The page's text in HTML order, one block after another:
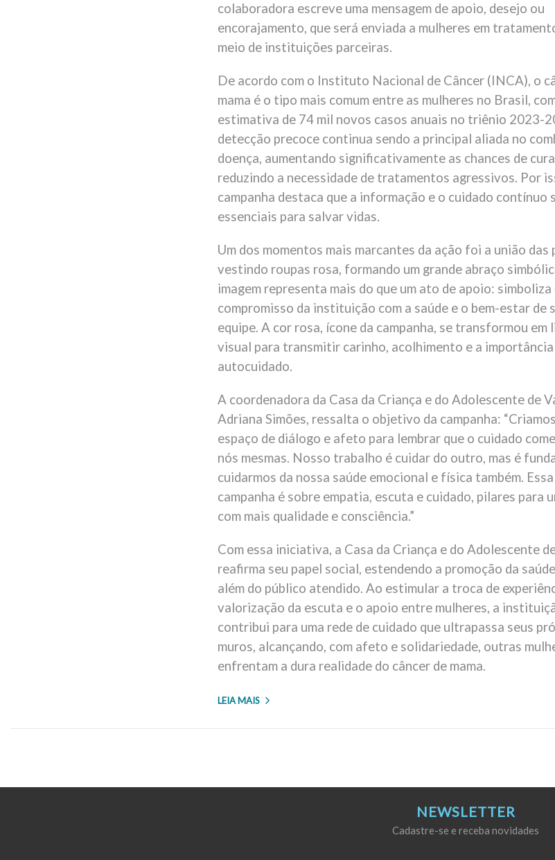
colaboradora escreve uma mensagem de apoio, desejo ou
encorajamento, que será enviada a mulheres em
meio de instituições parceiras.
De acordo com o Instituto Nacional de Câncer (INCA), o
mama é o tipo mais comum entre as mulheres no Brasil,
estimativa de 74 mil novos casos anuais no triênio 2023-
detecção precoce continua sendo a principal aliada no
doença, aumentando significativamente as chances de
reduzindo a necessidade de tratamentos agressivos. Por
campanha destaca que a informação e o cuidado contínuo
essenciais para salvar vidas.
Um dos momentos mais marcantes da ação foi a união das
vestindo roupas rosa, formando um grande abraço
imagem representa mais do que um ato de apoio: simboliza
compromisso da instituição com a saúde e o bem-estar de
equipe. A cor rosa, ícone da campanha, se transformou em
visual para transmitir carinho, acolhimento e a
autocuidado.
A coordenadora da Casa da Criança e do Adolescente de
Adriana Simões, ressalta o objetivo da campanha:
espaço de diálogo e afeto para lembrar que o cuidado
nós mesmas. Nosso trabalho é cuidar do outro, mas é
cuidarmos da nossa saúde emocional e física também. Essa
campanha é sobre empatia, escuta e cuidado, pilares para
com mais qualidade e consciência.”
Com essa iniciativa, a Casa da Criança e do Adolescente
reafirma seu papel social, estendendo a promoção da
além do público atendido. Ao estimular a troca de
valorização da escuta e o apoio entre mulheres, a
contribui para uma rede de cuidado que ultrapassa seus
muros, alcançando, com afeto e solidariedade, outras
enfrentam a dura realidade do câncer de mama.
LEIA MAIS
NEWSLETTER
Cadastre-se e receba novidades